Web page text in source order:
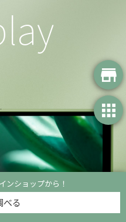
ンショップから！
べる